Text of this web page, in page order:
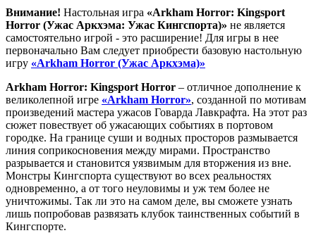
Внимание! Настольная игра «Arkham Horror: Kingsport
Horror (Ужас Аркхэма: Ужас Кингспорта)» не является
самостоятельно игрой - это расширение! Для игры в нее
первоначально Вам следует приобрести базовую настольную
игру «Arkham Horror (Ужас Аркхэма)»
Arkham Horror: Kingsport Horror – отличное дополнение к
великолепной игре «Arkham Horror», созданной по мотивам
произведений мастера ужасов Говарда Лавкрафта. На этот раз
сюжет повествует об ужасающих событиях в портовом
городке. На границе суши и водных просторов размывается
линия соприкосновения между мирами. Пространство
разрывается и становится уязвимым для вторжения из вне.
Монстры Кингспорта существуют во всех реальностях
одновременно, а от того неуловимы и уж тем более не
уничтожимы. Так ли это на самом деле, вы сможете узнать
лишь попробовав развязать клубок таинственных событий в
Кингспорте.